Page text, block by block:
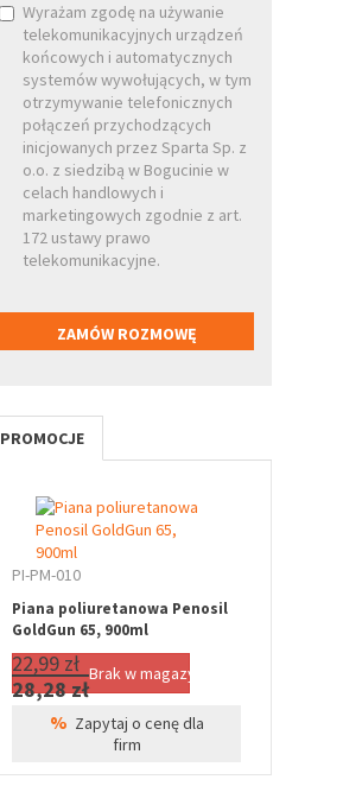
Wyrażam zgodę na używanie
telekomunikacyjnych urządzeń
końcowych i automatycznych
systemów wywołujących, w tym
otrzymywanie telefonicznych
połączeń przychodzących
inicjowanych przez Sparta Sp. z
o.o. z siedzibą w Bogucinie w
celach handlowych i
marketingowych zgodnie z art.
172 ustawy prawo
telekomunikacyjne.
PROMOCJE
PI-PM-010
Piana poliuretanowa Penosil
GoldGun 65, 900ml
22,99 zł
28,28 zł
Brak w magazynie
% Zapytaj o cenę dla
firm